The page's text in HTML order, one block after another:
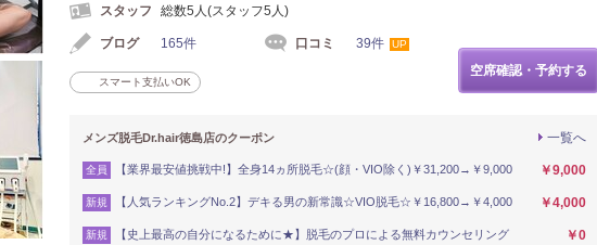
スタッフ
総数5人(スタッフ5人)
ブログ 165件 口コミ 39件 UP
スマート支払いOK
空席確認・予約する
一覧へ
メンズ脱毛Dr.hair徳島店のクーポン
全員 【業界最安値挑戦中!】全身14ヵ所脱毛☆(顔・VIO除く)￥31,200→￥9,000 ￥9,000
新規 【人気ランキングNo.2】デキる男の新常識☆VIO脱毛☆￥16,800→￥4,000 ￥4,000
新規 【史上最高の自分になるために★】脱毛のプロによる無料カウンセリング ￥0